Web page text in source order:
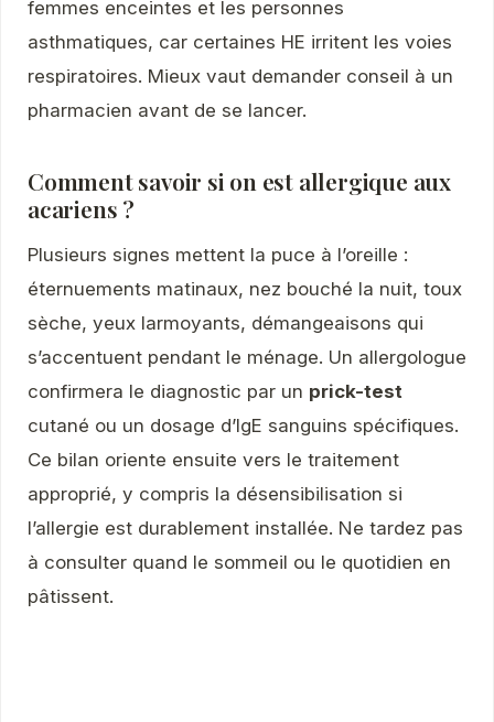
femmes enceintes et les personnes
asthmatiques, car certaines HE irritent les voies
respiratoires. Mieux vaut demander conseil à un
pharmacien avant de se lancer.
Comment savoir si on est allergique aux
acariens ?
Plusieurs signes mettent la puce à l’oreille :
éternuements matinaux, nez bouché la nuit, toux
sèche, yeux larmoyants, démangeaisons qui
s’accentuent pendant le ménage. Un allergologue
confirmera le diagnostic par un prick-test
cutané ou un dosage d’IgE sanguins spécifiques.
Ce bilan oriente ensuite vers le traitement
approprié, y compris la désensibilisation si
l’allergie est durablement installée. Ne tardez pas
à consulter quand le sommeil ou le quotidien en
pâtissent.